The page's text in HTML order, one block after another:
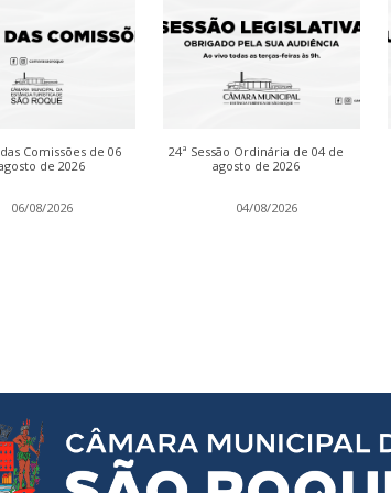
Comissões de 06
de 2026
06/08/2026
24ª Sessão Ordinária de 04 de
agosto de 2026
04/08/2026